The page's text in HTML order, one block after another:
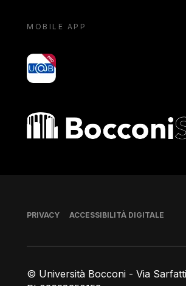
MOBILE APP
yoU@B
Bocconi shop
© Università Bocconi - Via
Piè di pagina
PRIVACY ACCESSIBILITÀ DIGITALE